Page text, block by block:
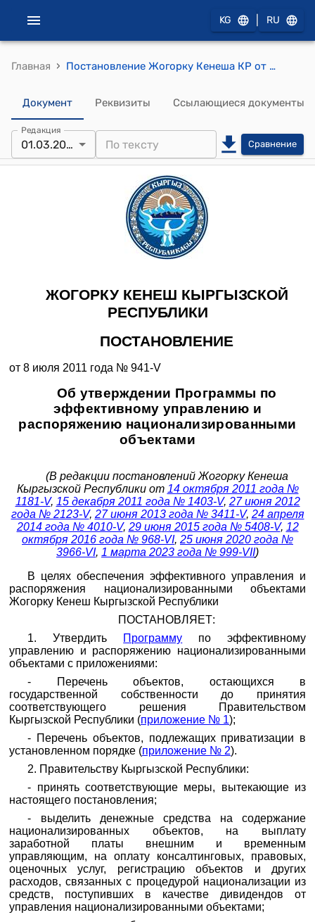
KG RU
Главная › Постановление Жогорку Кенеша КР от 8 июля 2011 года № 941-V "Об утверждении Программы по эффективному управлению и распоряжению национализированными объектами"
Документ Реквизиты Ссылающиеся документы
Редакция
01.03.2023 Сравнение